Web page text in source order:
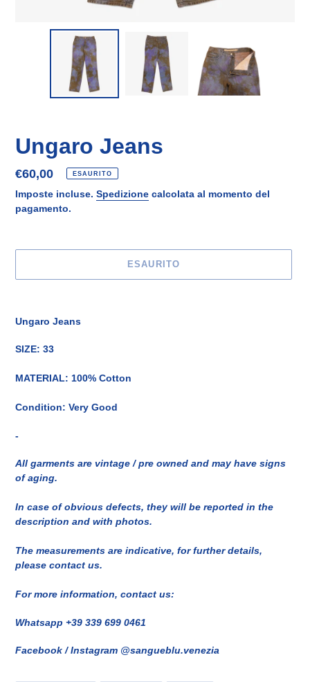
Ungaro Jeans
Prezzo
di
listino
€60,00 ESAURITO
Imposte incluse. Spedizione calcolata al momento del
pagamento.
ESAURITO
prodotto
nel
Ungaro Jeans
SIZE: 33
MATERIAL: 100% Cotton
Condition: Very Good
-
All garments are vintage / pre owned and may have signs
of aging.
In case of obvious defects, they will be reported in the
description and with photos.
The measurements are indicative, for further details,
please contact us.
For more information, contact us:
Whatsapp +39 339 699 0461
Facebook / Instagram @sangueblu.venezia